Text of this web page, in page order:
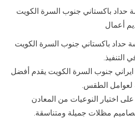
حداد باكستاني جنوب السرة الكويت
أعمال
حداد باكستاني جنوب السرة الكويت
التنفيذ.
ايراني جنوب السرة الكويت يقدم أفضل
لعوامل الطقس.
اختيار النوعيات من المعادن
تصاميم مظلات جميلة ومتناسقة.